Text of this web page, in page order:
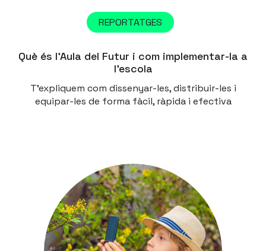
REPORTATGES
Què és l’Aula del Futur i com implementar-la a
l’escola
T'expliquem com dissenyar-les, distribuir-les i
equipar-les de forma fàcil, ràpida i efectiva